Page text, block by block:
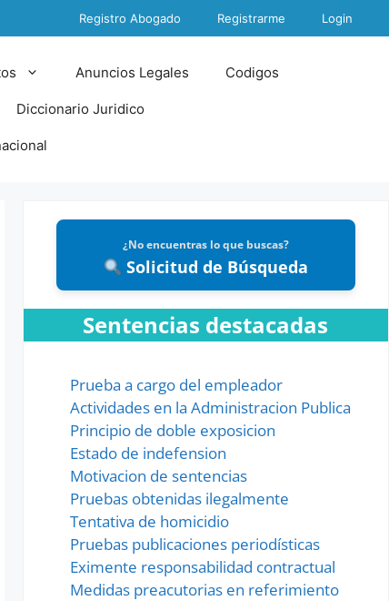
Registro Abogado Registrarme Login
Anuncios Legales Codigos
Diccionario Juridico
¿No encuentras lo que buscas?
Solicitud de Búsqueda
Sentencias destacadas
Prueba a cargo del empleador
Actividades en la Administracion Publica
Principio de doble exposicion
Estado de indefension
Motivacion de sentencias
Pruebas obtenidas ilegalmente
Tentativa de homicidio
Pruebas publicaciones periodísticas
Eximente responsabilidad contractual
Medidas preacutorias en referimiento